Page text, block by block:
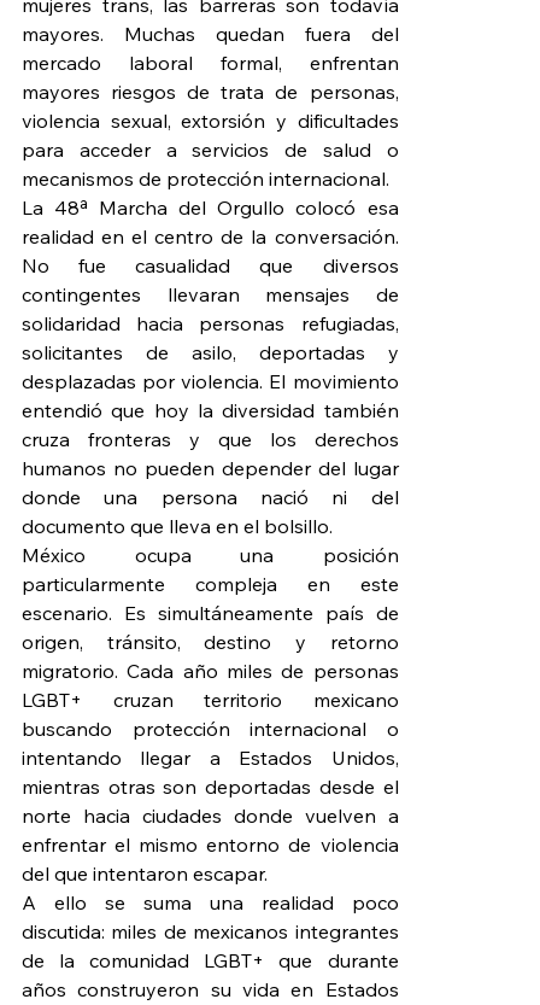
mujeres trans, las barreras son todavía
mayores. Muchas quedan fuera del
mercado laboral formal, enfrentan
mayores riesgos de trata de personas,
violencia sexual, extorsión y dificultades
para acceder a servicios de salud o
mecanismos de protección internacional.
La 48ª Marcha del Orgullo colocó esa
realidad en el centro de la conversación.
No fue casualidad que diversos
contingentes llevaran mensajes de
solidaridad hacia personas refugiadas,
solicitantes de asilo, deportadas y
desplazadas por violencia. El movimiento
entendió que hoy la diversidad también
cruza fronteras y que los derechos
humanos no pueden depender del lugar
donde una persona nació ni del
documento que lleva en el bolsillo.
México ocupa una posición
particularmente compleja en este
escenario. Es simultáneamente país de
origen, tránsito, destino y retorno
migratorio. Cada año miles de personas
LGBT+ cruzan territorio mexicano
buscando protección internacional o
intentando llegar a Estados Unidos,
mientras otras son deportadas desde el
norte hacia ciudades donde vuelven a
enfrentar el mismo entorno de violencia
del que intentaron escapar.
A ello se suma una realidad poco
discutida: miles de mexicanos integrantes
de la comunidad LGBT+ que durante
años construyeron su vida en Estados